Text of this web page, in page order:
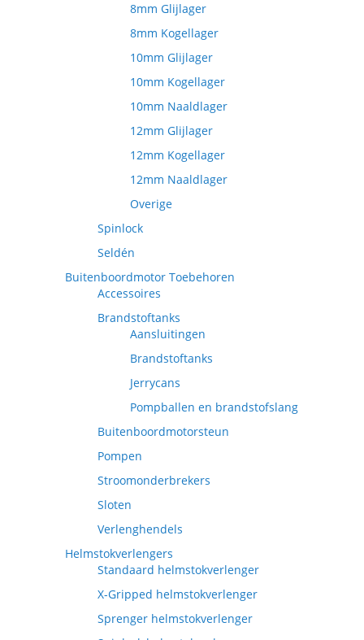
8mm Glijlager
8mm Kogellager
10mm Glijlager
10mm Kogellager
10mm Naaldlager
12mm Glijlager
12mm Kogellager
12mm Naaldlager
Overige
Spinlock
Seldén
Buitenboordmotor Toebehoren
Accessoires
Brandstoftanks
Aansluitingen
Brandstoftanks
Jerrycans
Pompballen en brandstofslang
Buitenboordmotorsteun
Pompen
Stroomonderbrekers
Sloten
Verlenghendels
Helmstokverlengers
Standaard helmstokverlenger
X-Gripped helmstokverlenger
Sprenger helmstokverlenger